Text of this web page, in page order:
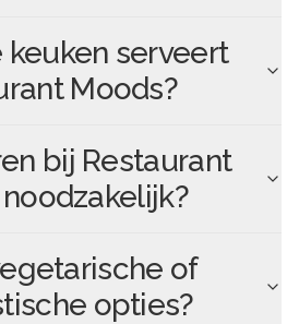
serveert
Moods?
bij Restaurant
noodzakelijk?
of
opties?